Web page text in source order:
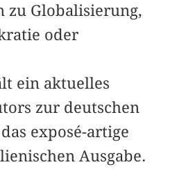
zu Globalisierung,
oder
ein aktuelles
zur deutschen
exposé-artige
Ausgabe.